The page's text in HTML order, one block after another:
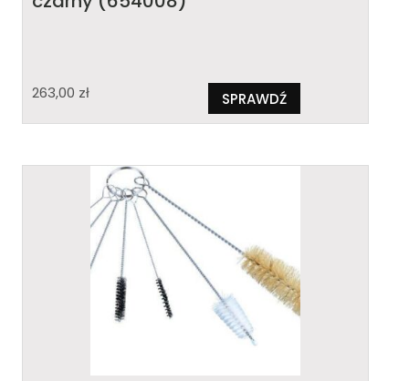
263,00 zł SPRAWDŹ